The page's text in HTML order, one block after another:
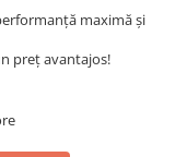
maximă și
preț avantajos!